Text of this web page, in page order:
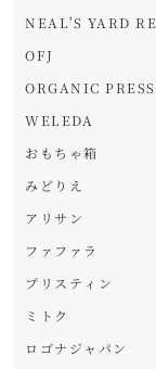
NEAL'S YARD
OFJ
ORGANIC PRESS
WELEDA
おもちゃ箱
みどりえ
アリサン
ファファラ
プリスティン
ミトク
ロゴナジャパン